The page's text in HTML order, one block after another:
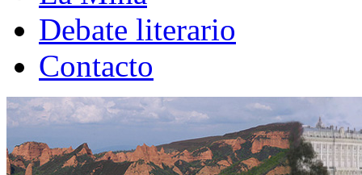
Debate literario
Contacto